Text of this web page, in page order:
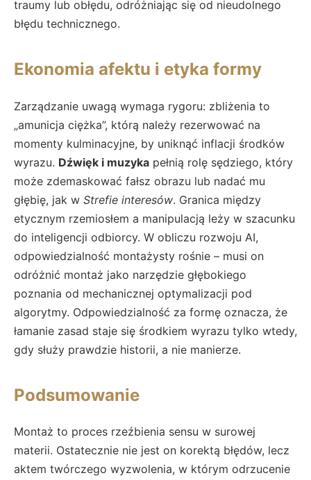
traumy lub obłędu, odróżniając się od nieudolnego
błędu technicznego.
Ekonomia afektu i etyka formy
Zarządzanie uwagą wymaga rygoru: zbliżenia to
„amunicja ciężka”, którą należy rezerwować na
momenty kulminacyjne, by uniknąć inflacji środków
wyrazu. Dźwięk i muzyka pełnią rolę sędziego, który
może zdemaskować fałsz obrazu lub nadać mu
głębię, jak w Strefie interesów. Granica między
etycznym rzemiosłem a manipulacją leży w szacunku
do inteligencji odbiorcy. W obliczu rozwoju AI,
odpowiedzialność montażysty rośnie – musi on
odróżnić montaż jako narzędzie głębokiego
poznania od mechanicznej optymalizacji pod
algorytmy. Odpowiedzialność za formę oznacza, że
łamanie zasad staje się środkiem wyrazu tylko wtedy,
gdy służy prawdzie historii, a nie manierze.
Podsumowanie
Montaż to proces rzeźbienia sensu w surowej
materii. Ostatecznie nie jest on korektą błędów, lecz
aktem twórczego wyzwolenia, w którym odrzucenie